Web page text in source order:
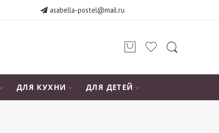
asabella-postel@mail.ru
ДЛЯ КУХНИ ДЛЯ ДЕТЕЙ